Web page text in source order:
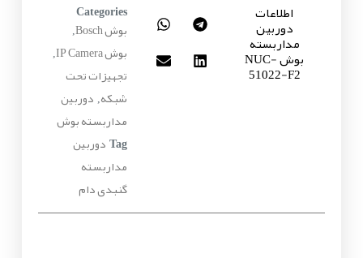
اطلاعات
دوربین
مداربسته
بوش NUC-
51022-F2
Categories
بوش Bosch ,
بوش IP Camera ,
تجهیزات تحت
شبکه, دوربین
مداربسته بوش
Tag دوربین
مداربسته
گنبدی دام